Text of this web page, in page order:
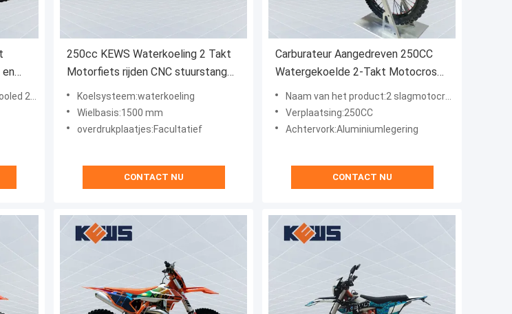
250cc KEWS Waterkoeling 2 Takt
Motorfiets rijden CNC stuurstang
Met sterke kracht
Koelsysteem:waterkoeling
Wielbasis:1500 mm
overdrukplaatjes:Facultatief
CONTACT NU
Carburateur Aangedreven 250CC
Watergekoelde 2-Takt Motocross
Met CDI Ontsteking En Optionele
Stickers
Naam van het product:2 slagmotocross
Verplaatsing:250CC
Achtervork:Aluminiumlegering
CONTACT NU